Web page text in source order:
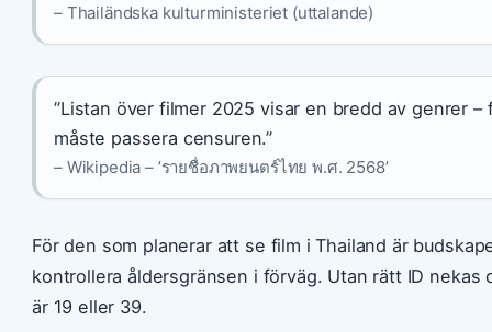
– Thailändska kulturministeriet (uttalande)
”Listan över filmer 2025 visar en bredd av genrer
måste passera censuren.”
– Wikipedia – ’รายชื่อภาพยนตร์ไทย พ.ศ. 2568’
För den som planerar att se film i Thailand är
kontrollera åldersgränsen i förväg. Utan rätt ID
är 19 eller 39.